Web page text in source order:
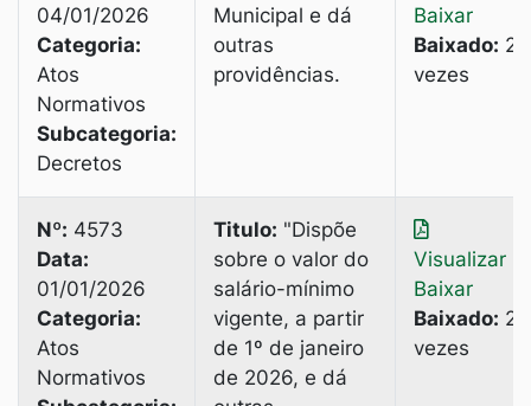
04/01/2026
Categoria:
Atos
Normativos
Subcategoria:
Decretos
Municipal e dá
outras
providências.
Baixar
Baixado: 2
vezes
Nº: 4573
Data:
01/01/2026
Categoria:
Atos
Normativos
Titulo: "Dispõe
sobre o valor do
salário-mínimo
vigente, a partir
de 1º de janeiro
de 2026, e dá
Visualizar
Baixar
Baixado: 2
vezes